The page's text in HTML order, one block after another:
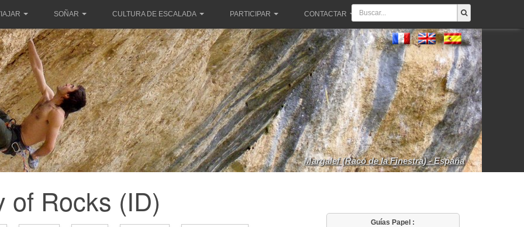
SOÑAR CULTURA DE ESCALADA PARTICIPAR CONTACTAR
Margalef (Racó de la Finestra) - España
of Rocks (ID)
Guías Papel :